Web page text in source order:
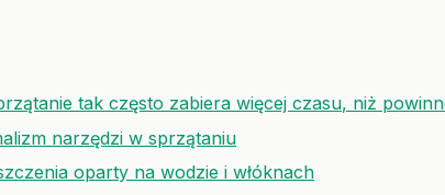
tak często zabiera więcej czasu, niż
narzędzi w sprzątaniu
oparty na wodzie i włóknach